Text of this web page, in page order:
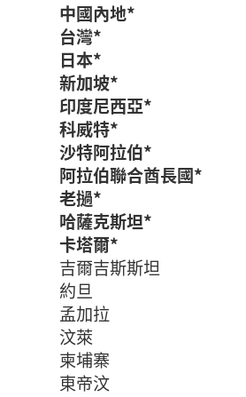
中國內地*
台灣*
日本*
新加坡*
印度尼西亞*
科威特*
沙特阿拉伯*
阿拉伯聯合酋長國*
老撾*
哈薩克斯坦*
卡塔爾*
吉爾吉斯斯坦
約旦
孟加拉
汶萊
柬埔寨
東帝汶